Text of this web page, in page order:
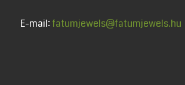
E-mail: fatumjewels@fatumjewels.hu